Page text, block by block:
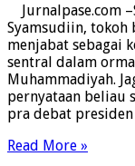
Jurnalpase.com
Syamsudiin, tokoh
menjabat sebagai
sentral dalam
Muhammadiyah.
pernyataan beliau
pra debat
Read More »